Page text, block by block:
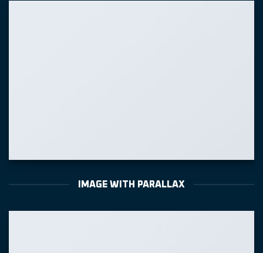
IMAGE WITH PARALLAX